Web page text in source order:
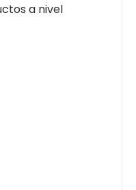
a nivel